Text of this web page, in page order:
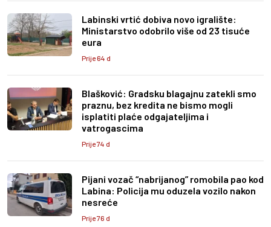
Labinski vrtić dobiva novo igralište:
Ministarstvo odobrilo više od 23 tisuće
eura
Prije 64 d
Blašković: Gradsku blagajnu zatekli smo
praznu, bez kredita ne bismo mogli
isplatiti plaće odgajateljima i
vatrogascima
Prije 74 d
Pijani vozač “nabrijanog” romobila pao kod
Labina: Policija mu oduzela vozilo nakon
nesreće
Prije 76 d